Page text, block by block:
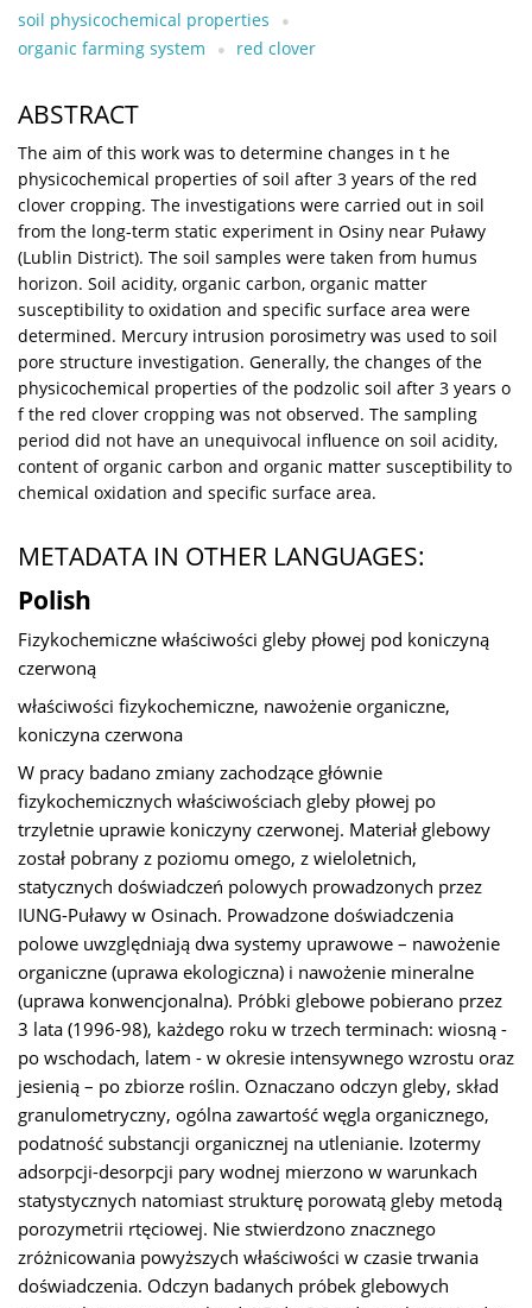
soil physicochemical properties
organic farming system
red clover
ABSTRACT
The aim of this work was to determine changes in t he
physicochemical properties of soil after 3 years of the red
clover cropping. The investigations were carried out in soil
from the long-term static experiment in Osiny near Puławy
(Lublin District). The soil samples were taken from humus
horizon. Soil acidity, organic carbon, organic matter
susceptibility to oxidation and specific surface area were
determined. Mercury intrusion porosimetry was used to soil
pore structure investigation. Generally, the changes of the
physicochemical properties of the podzolic soil after 3 years o
f the red clover cropping was not observed. The sampling
period did not have an unequivocal influence on soil acidity,
content of organic carbon and organic matter susceptibility to
chemical oxidation and specific surface area.
METADATA IN OTHER LANGUAGES:
Polish
Fizykochemiczne właściwości gleby płowej pod koniczyną
czerwoną
właściwości fizykochemiczne, nawożenie organiczne,
koniczyna czerwona
W pracy badano zmiany zachodzące głównie
fizykochemicznych właściwościach gleby płowej po
trzyletnie uprawie koniczyny czerwonej. Materiał glebowy
został pobrany z poziomu omego, z wieloletnich,
statycznych doświadczeń polowych prowadzonych przez
IUNG-Puławy w Osinach. Prowadzone doświadczenia
polowe uwzględniają dwa systemy uprawowe – nawożenie
organiczne (uprawa ekologiczna) i nawożenie mineralne
(uprawa konwencjonalna). Próbki glebowe pobierano przez
3 lata (1996-98), każdego roku w trzech terminach: wiosną -
po wschodach, latem - w okresie intensywnego wzrostu oraz
jesienią – po zbiorze roślin. Oznaczano odczyn gleby, skład
granulometryczny, ogólna zawartość węgla organicznego,
podatność substancji organicznej na utlenianie. Izotermy
adsorpcji-desorpcji pary wodnej mierzono w warunkach
statystycznych natomiast strukturę porowatą gleby metodą
porozymetrii rtęciowej. Nie stwierdzono znacznego
zróżnicowania powyższych właściwości w czasie trwania
doświadczenia. Odczyn badanych próbek glebowych